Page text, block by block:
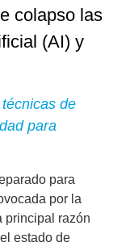
colapso las
(AI) y
de
para
para
por la
principal razón
estado de